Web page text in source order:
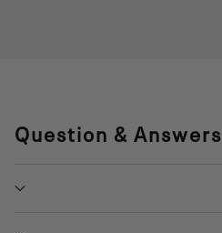
Question & Answers